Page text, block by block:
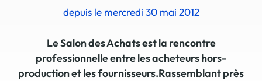
depuis le mercredi 30 mai 2012
Le Salon des Achats est la rencontre
professionnelle entre les acheteurs hors-
production et les fournisseurs.Rassemblant près